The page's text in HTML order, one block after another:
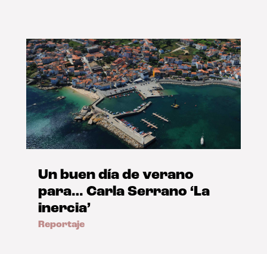
Un buen día de verano
para… Carla Serrano ‘La
inercia’
Reportaje